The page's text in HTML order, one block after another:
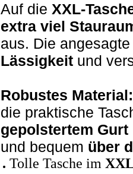
Auf die XXL-
extra viel
aus. Die
Lässigkeit und
Robustes Material:
die praktische
gepolstertem Gurt
und bequem über
Tolle Tasche im